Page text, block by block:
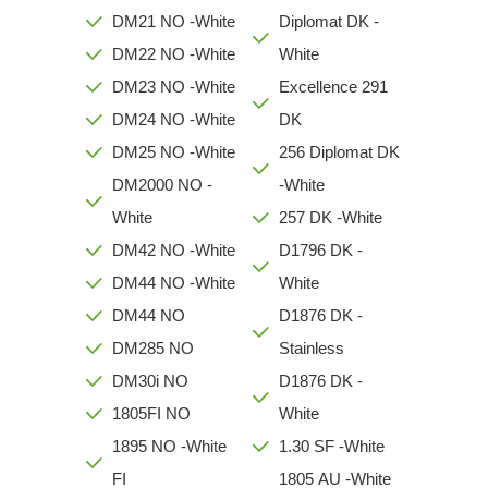
DM21 NO -White
DM22 NO -White
DM23 NO -White
DM24 NO -White
DM25 NO -White
DM2000 NO -
White
DM42 NO -White
DM44 NO -White
DM44 NO
DM285 NO
DM30i NO
1805FI NO
1895 NO -White
FI
Diplomat DK -
White
Excellence 291
DK
256 Diplomat DK
-White
257 DK -White
D1796 DK -
White
D1876 DK -
Stainless
D1876 DK -
White
1.30 SF -White
1805 AU -White